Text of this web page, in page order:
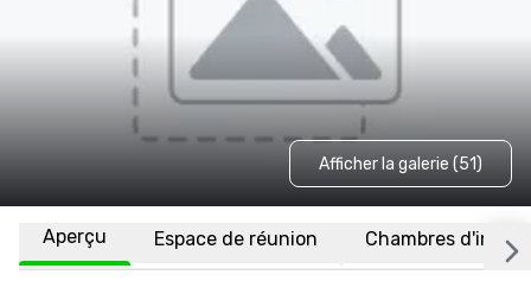
Afficher la galerie (51)
Aperçu Espace de réunion Chambres